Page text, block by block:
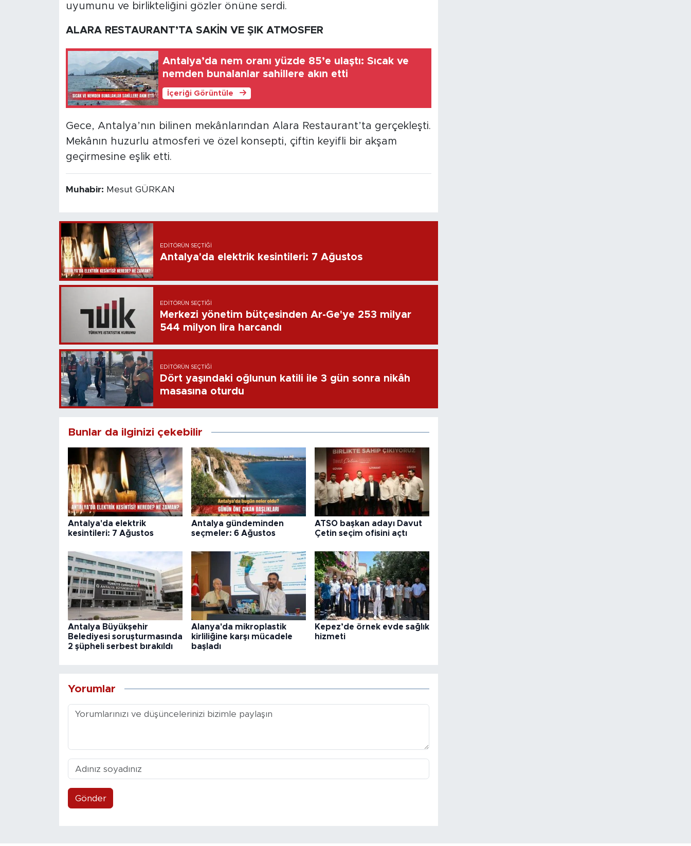
uyumunu ve birlikteliğini gözler önüne serdi.
ALARA RESTAURANT’TA SAKİN VE ŞIK ATMOSFER
Antalya’da nem oranı yüzde 85’e ulaştı: Sıcak ve
nemden bunalanlar sahillere akın etti
İçeriği Görüntüle
Gece, Antalya’nın bilinen mekânlarından Alara Restaurant’ta gerçekleşti.
Mekânın huzurlu atmosferi ve özel konsepti, çiftin keyifli bir akşam
geçirmesine eşlik etti.
Muhabir: Mesut GÜRKAN
EDITÖRÜN SEÇTIĞI
Antalya'da elektrik kesintileri: 7 Ağustos
EDITÖRÜN SEÇTIĞI
Merkezi yönetim bütçesinden Ar-Ge'ye 253 milyar
544 milyon lira harcandı
EDITÖRÜN SEÇTIĞI
Dört yaşındaki oğlunun katili ile 3 gün sonra nikâh
masasına oturdu
Bunlar da ilginizi çekebilir
Antalya'da elektrik
kesintileri: 7 Ağustos
Antalya gündeminden
seçmeler: 6 Ağustos
ATSO başkan adayı Davut
Çetin seçim ofisini açtı
Antalya Büyükşehir
Belediyesi soruşturmasında
2 şüpheli serbest bırakıldı
Alanya'da mikroplastik
kirliliğine karşı mücadele
başladı
Kepez’de örnek evde sağlık
hizmeti
Yorumlar
Gönder